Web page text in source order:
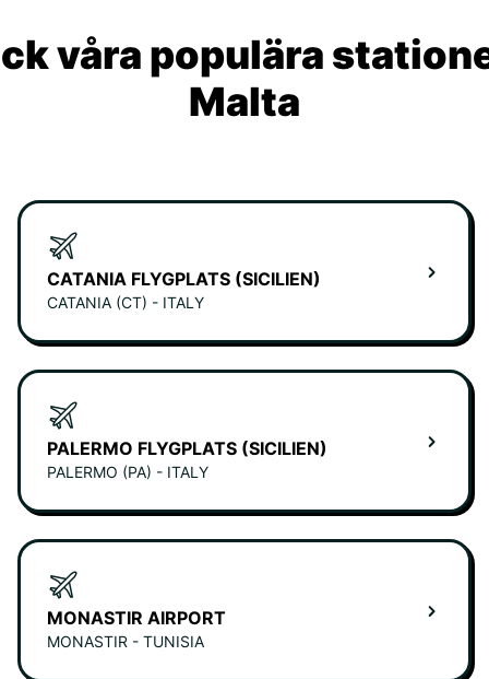
våra populära
Malta
CATANIA FLYGPLATS (SICILIEN)
CATANIA (CT) - ITALY
PALERMO FLYGPLATS (SICILIEN)
PALERMO (PA) - ITALY
MONASTIR AIRPORT
MONASTIR - TUNISIA